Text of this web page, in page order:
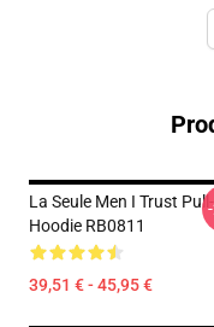
La Seule Men I Trust
Hoodie RB0811
39,51 € - 45,95 €